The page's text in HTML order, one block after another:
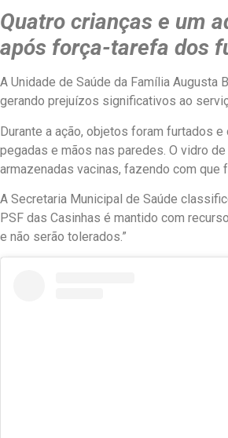
Quatro crianças e um
após força-tarefa dos
A Unidade de Saúde da Família Augusta
gerando prejuízos significativos ao
Durante a ação, objetos foram furtados
pegadas e mãos nas paredes. O vidro
armazenadas vacinas, fazendo com
A Secretaria Municipal de Saúde
PSF das Casinhas é mantido com
e não serão tolerados.”